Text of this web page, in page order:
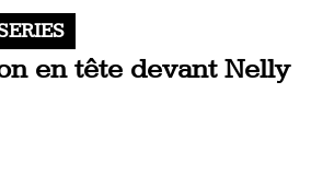
en tête devant Nelly